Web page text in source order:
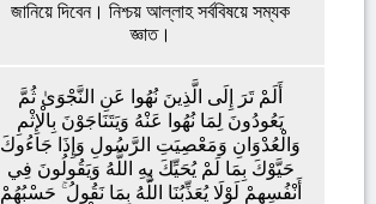
জানিয়ে দিবেন। নিশ্চয় আল্লাহ সর্ববিষয়ে সম্যক
জ্ঞাত।
أَلَمْ تَرَ إِلَى الَّذِينَ نُهُوا عَنِ النَّجْوَىٰ ثُمَّ
يَعُودُونَ لِمَا نُهُوا عَنْهُ وَيَتَنَاجَوْنَ بِالْإِثْمِ
وَالْعُدْوَانِ وَمَعْصِيَتِ الرَّسُولِ وَإِذَا جَاءُوكَ
حَيَّوْكَ بِمَا لَمْ يُحَيِّكَ بِهِ اللَّهُ وَيَقُولُونَ فِي
أَنْفُسِهِمْ لَوْلَا يُعَذِّبُنَا اللَّهُ بِمَا نَقُولُ ۚ حَسْبُهُمْ